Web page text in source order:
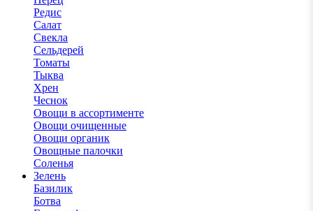
Редис
Салат
Свекла
Сельдерей
Томаты
Тыква
Хрен
Чеснок
Овощи в ассортименте
Овощи очищенные
Овощи органик
Овощные палочки
Соленья
Зелень
Базилик
Ботва